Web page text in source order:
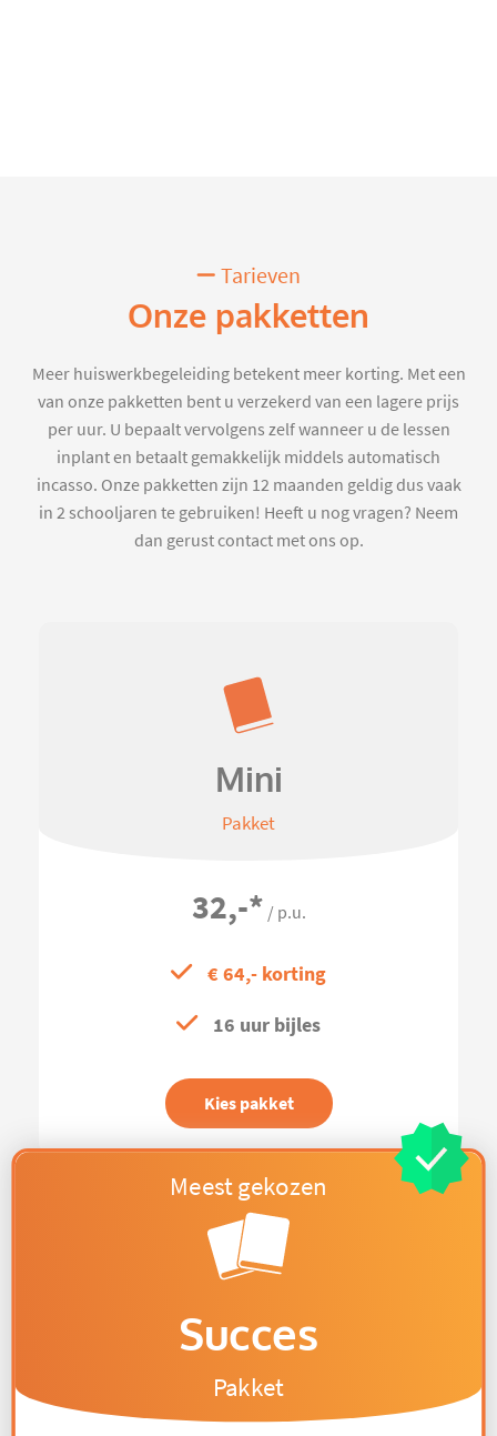
Tarieven
Onze pakketten
Meer huiswerkbegeleiding betekent meer korting. Met een
van onze pakketten bent u verzekerd van een lagere prijs
per uur. U bepaalt vervolgens zelf wanneer u de lessen
inplant en betaalt gemakkelijk middels automatisch
incasso. Onze pakketten zijn 12 maanden geldig dus vaak
in 2 schooljaren te gebruiken! Heeft u nog vragen? Neem
dan gerust contact met ons op.
Mini
Pakket
32,-* / p.u.
€ 64,- korting
16 uur bijles
Kies pakket
Succes
Pakket